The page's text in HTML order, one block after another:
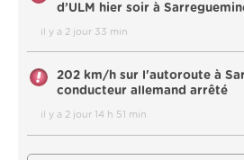
d’ULM hier soir à
il y a 2 jour 33 min
202 km/h sur l'autoroute à
conducteur allemand arrêté
il y a 2 jour 14 h 51 min